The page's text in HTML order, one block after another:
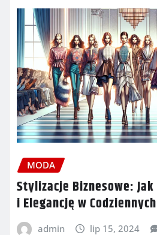
MODA
Stylizacje Biznesowe: Jak
i Elegancję w
admin lip 15, 2024